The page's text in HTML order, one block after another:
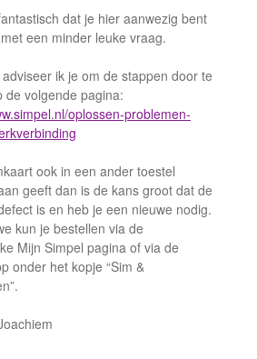
dat je hier aanwezig bent
een minder leuke vraag.
ik je om de stappen door te
de volgende pagina:
oplossen-problemen-
ook in een ander toestel
geeft dan is de kans groot dat de
is en heb je een nieuwe nodig.
kun je bestellen via de
Mijn Simpel pagina of via de
onder het kopje “Sim &